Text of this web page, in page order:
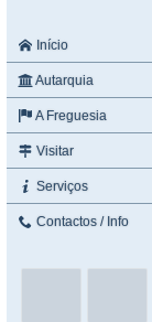
Início
Autarquia
A Freguesia
Visitar
Serviços
Contactos / Info